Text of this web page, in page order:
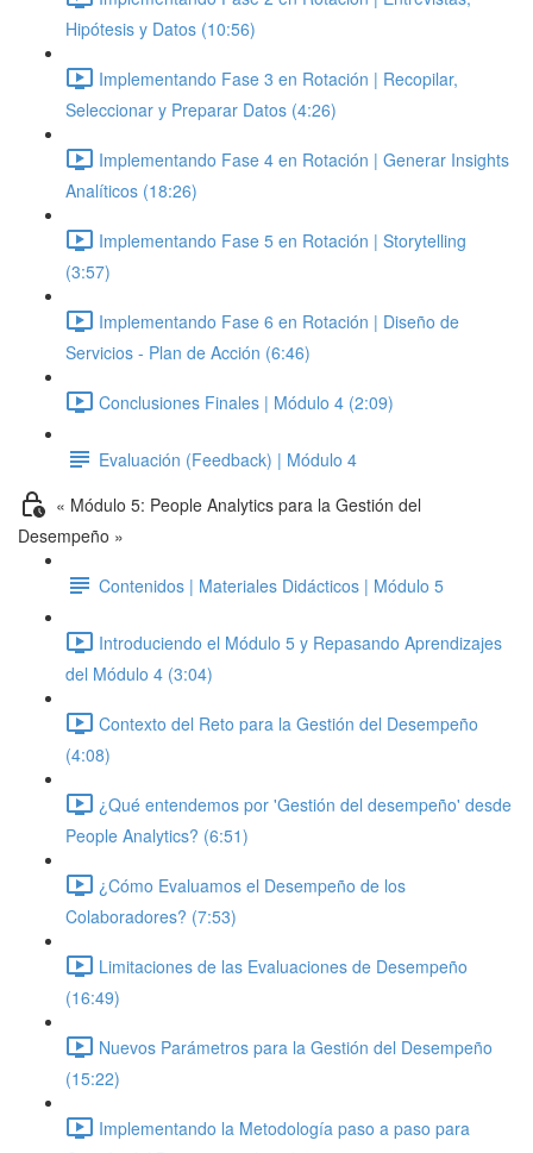
Hipótesis y Datos (10:56)
Implementando Fase 3 en Rotación | Recopilar,
Seleccionar y Preparar Datos (4:26)
Implementando Fase 4 en Rotación | Generar Insights
Analíticos (18:26)
Implementando Fase 5 en Rotación | Storytelling
(3:57)
Implementando Fase 6 en Rotación | Diseño de
Servicios - Plan de Acción (6:46)
Conclusiones Finales | Módulo 4 (2:09)
Evaluación (Feedback) | Módulo 4
« Módulo 5: People Analytics para la Gestión del
Desempeño »
Contenidos | Materiales Didácticos | Módulo 5
Introduciendo el Módulo 5 y Repasando Aprendizajes
del Módulo 4 (3:04)
Contexto del Reto para la Gestión del Desempeño
(4:08)
¿Qué entendemos por 'Gestión del desempeño' desde
People Analytics? (6:51)
¿Cómo Evaluamos el Desempeño de los
Colaboradores? (7:53)
Limitaciones de las Evaluaciones de Desempeño
(16:49)
Nuevos Parámetros para la Gestión del Desempeño
(15:22)
Implementando la Metodología paso a paso para